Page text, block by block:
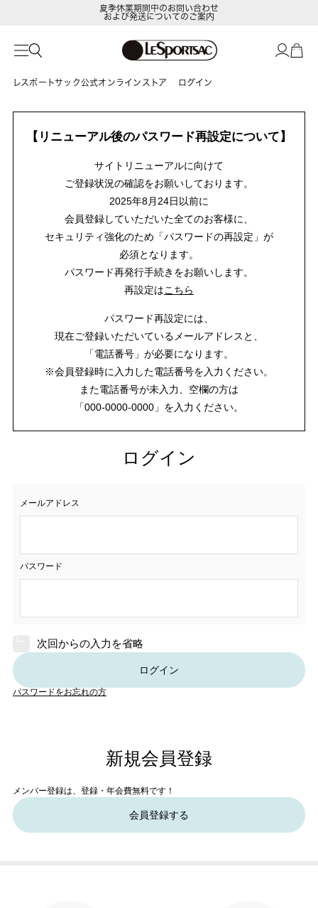
夏季休業期間中のお問い合わせ
および発送についてのご案内
レスポートサック公式オンラインストア ログイン
【リニューアル後のパスワード再設定について】
サイトリニューアルに向けて
ご登録状況の確認をお願いしております。
2025年8月24日以前に
会員登録していただいた全てのお客様に、
セキュリティ強化のため「パスワードの再設定」が
必須となります。
パスワード再発行手続きをお願いします。
再設定はこちら
パスワード再設定には、
現在ご登録いただいているメールアドレスと、
「電話番号」が必要になります。
※会員登録時に入力した電話番号を入力ください。
また電話番号が未入力、空欄の方は
「000-0000-0000」を入力ください。
ログイン
メールアドレス
パスワード
次回からの入力を省略
ログイン
パスワードをお忘れの方
新規会員登録
メンバー登録は、登録・年会費無料です！
会員登録する